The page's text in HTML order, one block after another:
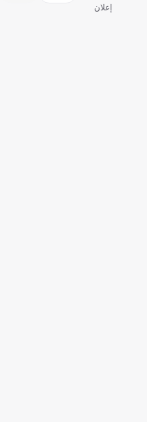
إعلان